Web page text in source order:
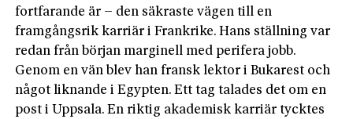
fortfarande är – den säkraste vägen till en
framgångsrik karriär i Frankrike. Hans ställning var
redan från början marginell med perifera jobb.
Genom en vän blev han fransk lektor i Bukarest och
något liknande i Egypten. Ett tag talades det om en
post i Uppsala. En riktig akademisk karriär tycktes